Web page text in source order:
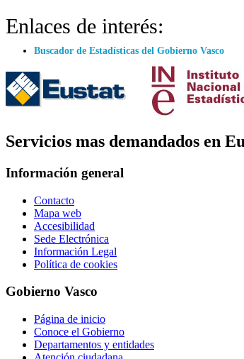
Enlaces de interés:
Buscador de Estadísticas del Gobierno Vasco
Servicios mas demandados en
Información general
Contacto
Mapa web
Accesibilidad
Sede Electrónica
Información Legal
Política de cookies
Gobierno Vasco
Página de inicio
Conoce el Gobierno
Departamentos y entidades